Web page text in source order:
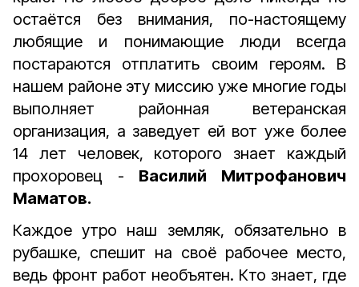
остаётся без внимания, по-настоящему
любящие и понимающие люди всегда
постараются отплатить своим героям. В
нашем районе эту миссию уже многие годы
выполняет районная ветеранская
организация, а заведует ей вот уже более
14 лет человек, которого знает каждый
прохоровец - Василий Митрофанович
Маматов.
Каждое утро наш земляк, обязательно в
рубашке, спешит на своё рабочее место,
ведь фронт работ необъятен. Кто знает, где